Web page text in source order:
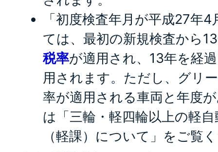
「初度検査年月が平成27年
ては、最初の新規検査から
税率が適用され、13年を経
用されます。ただし、グリ
率が適用される車両と年度
は「三輪・軽四輪以上の軽
（軽課）について」をご覧